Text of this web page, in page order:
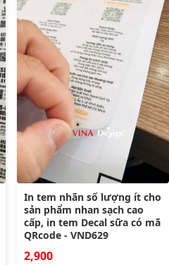
In tem nhãn số lượng ít cho
sản phẩm nhan sạch cao
cấp, in tem Decal sữa có mã
QRcode - VND629
2,900